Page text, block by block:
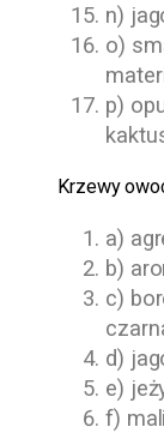
n)
o)
p)
Krzewy
a)
b)
c)
d)
e)
f)